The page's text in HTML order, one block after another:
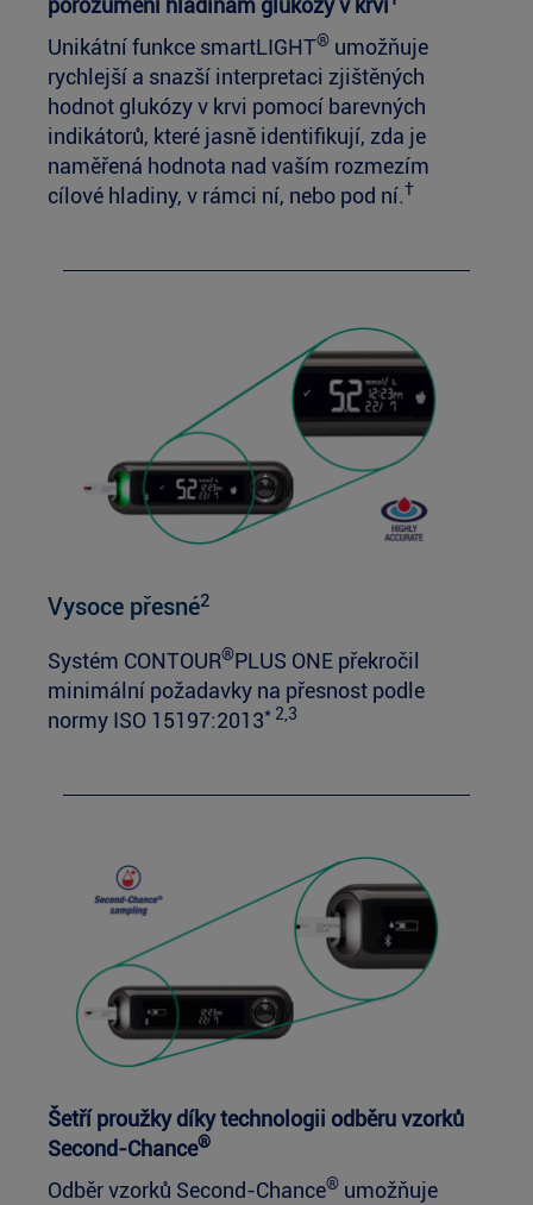
porozumění hladinám glukózy v krvi
Unikátní funkce smartLIGHT® umožňuje
rychlejší a snazší interpretaci zjištěných
hodnot glukózy v krvi pomocí barevných
indikátorů, které jasně identifikují, zda je
naměřená hodnota nad vaším rozmezím
cílové hladiny, v rámci ní, nebo pod ní.†
Vysoce přesné2
Systém CONTOUR®PLUS ONE překročil
minimální požadavky na přesnost podle
normy ISO 15197:2013* 2,3
Šetří proužky díky technologii odběru vzorků
Second-Chance®
Odběr vzorků Second-Chance® umožňuje